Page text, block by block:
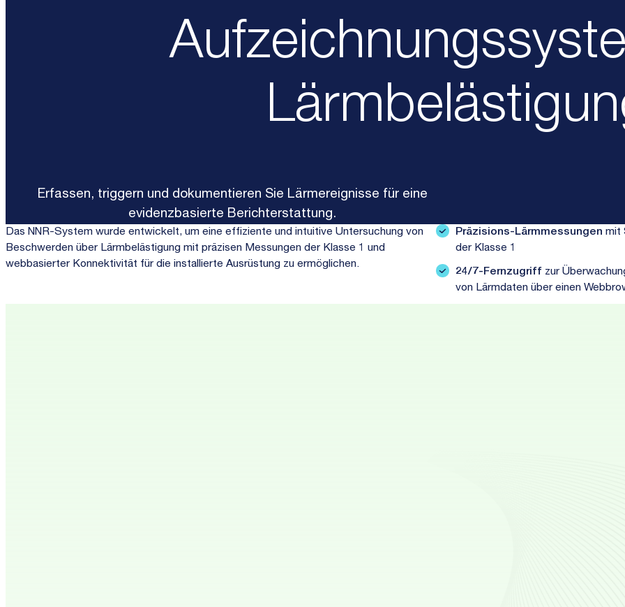
Erfassen, triggern und dokumentieren Sie Lärmereignisse für eine
evidenzbasierte Berichterstattung.
Das NNR-System wurde entwickelt, um eine effiziente und intuitive Untersuchung von
Beschwerden über Lärmbelästigung mit präzisen Messungen der Klasse 1 und
webbasierter Konnektivität für die installierte Ausrüstung zu ermöglichen.
Präzisions-Lärmmessungen mit
der Klasse 1
24/7-Fernzugriff zur
von Lärmdaten über einen